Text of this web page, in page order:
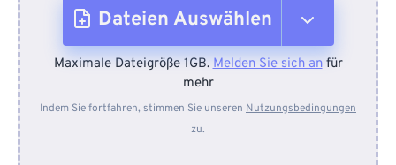
Dateien Auswählen
Vom Gerät
Von Dropbox
Maximale Dateigröße 1GB.Melden Sie sich anfür
mehr
Indem Sie fortfahren, stimmen Sie unseren Nutzungsbedingungen
zu.